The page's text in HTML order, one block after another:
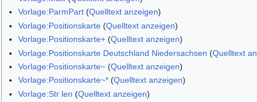
Vorlage:ParmPart(Quelltext anzeigen)
Vorlage:Positionskarte(Quelltext anzeigen)
Vorlage:Positionskarte+(Quelltext anzeigen)
Vorlage:Positionskarte Deutschland Niedersachsen (Quelltext
Vorlage:Positionskarte~(Quelltext anzeigen)
Vorlage:Positionskarte~*(Quelltext anzeigen)
Vorlage:Str len (Quelltext anzeigen)